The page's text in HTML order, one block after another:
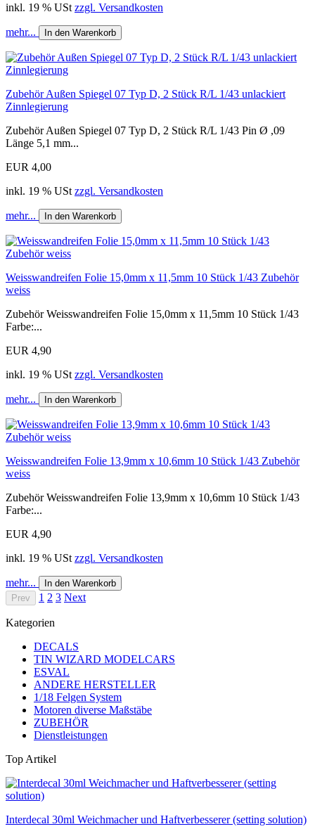
inkl. 19 % USt zzgl. Versandkosten
mehr... In den Warenkorb
Zubehör Außen Spiegel 07 Typ D, 2 Stück R/L 1/43 unlackiert
Zinnlegierung
Zubehör Außen Spiegel 07 Typ D, 2 Stück R/L 1/43 Pin Ø ,09
Länge 5,1 mm...
EUR 4,00
inkl. 19 % USt zzgl. Versandkosten
mehr... In den Warenkorb
Weisswandreifen Folie 15,0mm x 11,5mm 10 Stück 1/43 Zubehör
weiss
Zubehör Weisswandreifen Folie 15,0mm x 11,5mm 10 Stück 1/43
Farbe:...
EUR 4,90
inkl. 19 % USt zzgl. Versandkosten
mehr... In den Warenkorb
Weisswandreifen Folie 13,9mm x 10,6mm 10 Stück 1/43 Zubehör
weiss
Zubehör Weisswandreifen Folie 13,9mm x 10,6mm 10 Stück 1/43
Farbe:...
EUR 4,90
inkl. 19 % USt zzgl. Versandkosten
mehr...
In den Warenkorb
Prev
1 2 3 Next
Kategorien
DECALS
TIN WIZARD MODELCARS
ESVAL
ANDERE HERSTELLER
1/18 Felgen System
Motoren diverse Maßstäbe
ZUBEHÖR
Dienstleistungen
Top Artikel
Interdecal 30ml Weichmacher und Haftverbesserer (setting solution)